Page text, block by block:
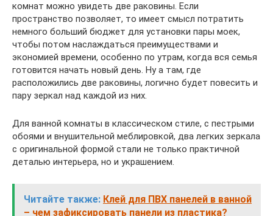
комнат можно увидеть две раковины. Если
пространство позволяет, то имеет смысл потратить
немного больший бюджет для установки пары моек,
чтобы потом наслаждаться преимуществами и
экономией времени, особенно по утрам, когда вся семья
готовится начать новый день. Ну а там, где
расположились две раковины, логично будет повесить и
пару зеркал над каждой из них.
Для ванной комнаты в классическом стиле, с пестрыми
обоями и внушительной меблировкой, два легких зеркала
с оригинальной формой стали не только практичной
деталью интерьера, но и украшением.
Читайте также: Клей для ПВХ панелей в ванной
– чем зафиксировать панели из пластика?